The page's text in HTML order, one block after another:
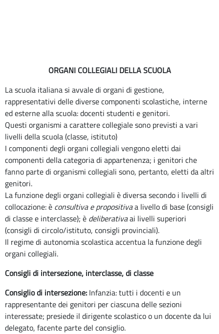
URP
ORGANI COLLEGIALI DELLA SCUOLA
La scuola italiana si avvale di organi di gestione,
rappresentativi delle diverse componenti scolastiche, interne
ed esterne alla scuola: docenti studenti e genitori.
Questi organismi a carattere collegiale sono previsti a vari
livelli della scuola (classe, istituto)
I componenti degli organi collegiali vengono eletti dai
componenti della categoria di appartenenza; i genitori che
fanno parte di organismi collegiali sono, pertanto, eletti da altri
genitori.
La funzione degli organi collegiali è diversa secondo i livelli di
collocazione: è consultiva e propositivaa livello di base (consigli
di classe e interclasse); è deliberativaai livelli superiori
(consigli di circolo/istituto, consigli provinciali).
Il regime di autonomia scolastica accentua la funzione degli
organi collegiali.
Consigli di intersezione, interclasse, di classe
Consiglio di intersezione: Infanzia: tutti i docenti e un
rappresentante dei genitori per ciascuna delle sezioni
interessate; presiede il dirigente scolastico o un docente da lui
delegato, facente parte del consiglio.